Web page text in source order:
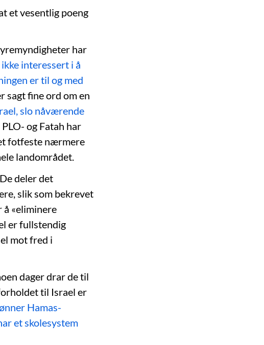
et vesentlig poeng
har
interessert i å
er til og med
sagt fine ord om en
slo nåværende
PLO- og Fatah har
fotfeste nærmere
landområdet.
deler det
slik som bekrevet
«eliminere
er fullstendig
mot fred i
dager drar de til
til Israel er
Hamas-
et skolesystem